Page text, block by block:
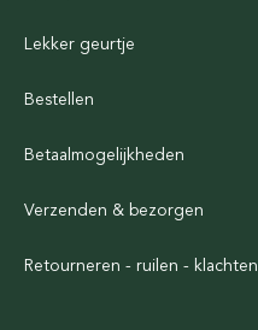
Lekker geurtje
Bestellen
Betaalmogelijkheden
Verzenden & bezorgen
Retourneren - ruilen - klachten